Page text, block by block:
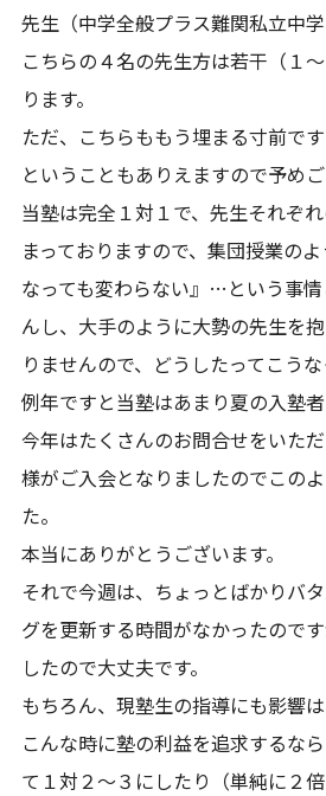
先生（中学全般プラス難関私立中
こちらの４名の先生方は若干（１
ります。
ただ、こちらももう埋まる寸前で
ということもありえますので予めご
当塾は完全１対１で、先生それぞ
まっておりますので、集団授業の
なっても変わらない』…という事
んし、大手のように大勢の先生を
りませんので、どうしたってこうな
例年ですと当塾はあまり夏の入塾
今年はたくさんのお問合せをいた
様がご入会となりましたのでこの
た。
本当にありがとうございます。
それで今週は、ちょっとばかりバ
グを更新する時間がなかったので
したので大丈夫です。
もちろん、現塾生の指導にも影響は
こんな時に塾の利益を追求するな
て１対２～３にしたり（単純に２